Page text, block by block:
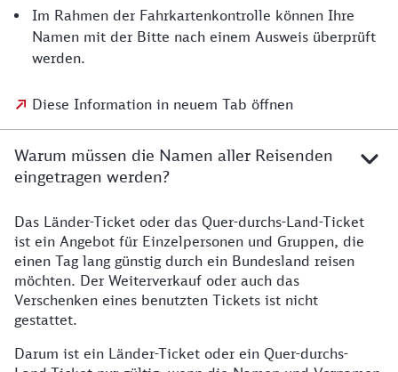
Im Rahmen der Fahrkartenkontrolle können Ihre
Namen mit der Bitte nach einem Ausweis überprüft
werden.
Diese Information in neuem Tab öffnen
Warum müssen die Namen aller Reisenden
eingetragen werden?
Das Länder-Ticket oder das Quer-durchs-Land-Ticket
ist ein Angebot für Einzelpersonen und Gruppen, die
einen Tag lang günstig durch ein Bundesland reisen
möchten. Der Weiterverkauf oder auch das
Verschenken eines benutzten Tickets ist nicht
gestattet.
Darum ist ein Länder-Ticket oder ein Quer-durchs-